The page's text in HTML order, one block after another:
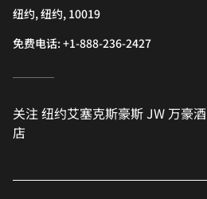
纽约, 纽约, 10019
免费电话:+1-888-236-2427
关注纽约艾塞克斯豪斯 JW 万豪酒
店